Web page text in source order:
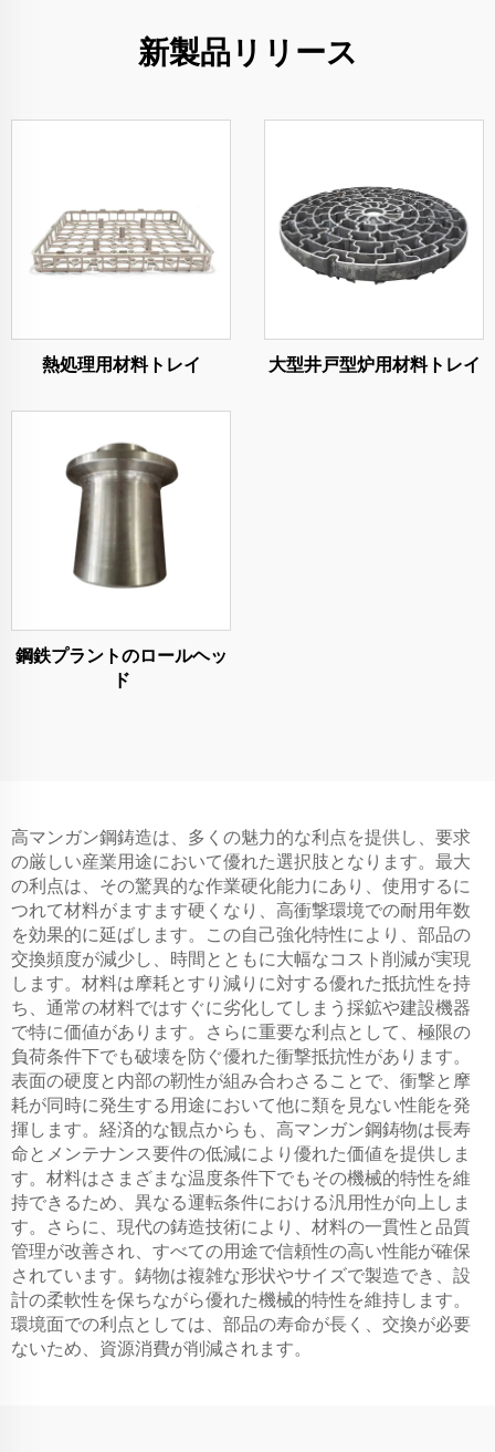
新製品リリース
熱処理用材料トレイ 大型井戸型炉用材料トレイ
鋼鉄プラントのロールヘッ
ド
高マンガン鋼鋳造は、多くの魅力的な利点を提供し、要求
の厳しい産業用途において優れた選択肢となります。最大
の利点は、その驚異的な作業硬化能力にあり、使用するに
つれて材料がますます硬くなり、高衝撃環境での耐用年数
を効果的に延ばします。この自己強化特性により、部品の
交換頻度が減少し、時間とともに大幅なコスト削減が実現
します。材料は摩耗とすり減りに対する優れた抵抗性を持
ち、通常の材料ではすぐに劣化してしまう採鉱や建設機器
で特に価値があります。さらに重要な利点として、極限の
負荷条件下でも破壊を防ぐ優れた衝撃抵抗性があります。
表面の硬度と内部の靭性が組み合わさることで、衝撃と摩
耗が同時に発生する用途において他に類を見ない性能を発
揮します。経済的な観点からも、高マンガン鋼鋳物は長寿
命とメンテナンス要件の低減により優れた価値を提供しま
す。材料はさまざまな温度条件下でもその機械的特性を維
持できるため、異なる運転条件における汎用性が向上しま
す。さらに、現代の鋳造技術により、材料の一貫性と品質
管理が改善され、すべての用途で信頼性の高い性能が確保
されています。鋳物は複雑な形状やサイズで製造でき、設
計の柔軟性を保ちながら優れた機械的特性を維持します。
環境面での利点としては、部品の寿命が長く、交換が必要
ないため、資源消費が削減されます。